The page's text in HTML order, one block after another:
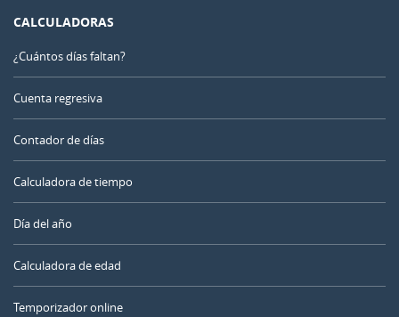
CALCULADORAS
¿Cuántos días faltan?
Cuenta regresiva
Contador de días
Calculadora de tiempo
Día del año
Calculadora de edad
Temporizador online